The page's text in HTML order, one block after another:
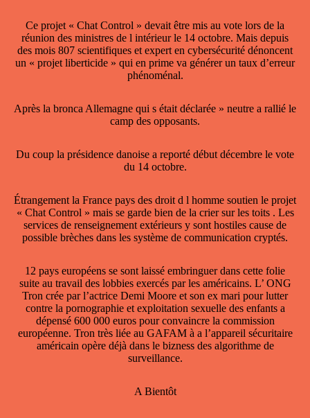
Ce projet « Chat Control » devait être mis au vote lors de la
réunion des ministres de l intérieur le 14 octobre. Mais depuis
des mois 807 scientifiques et expert en cybersécurité dénoncent
un « projet liberticide » qui en prime va générer un taux d’erreur
phénoménal.
Après la bronca Allemagne qui s était déclarée » neutre a rallié le
camp des opposants.
Du coup la présidence danoise a reporté début décembre le vote
du 14 octobre.
Étrangement la France pays des droit d l homme soutien le projet
« Chat Control » mais se garde bien de la crier sur les toits . Les
services de renseignement extérieurs y sont hostiles cause de
possible brèches dans les système de communication cryptés.
12 pays européens se sont laissé embringuer dans cette folie
suite au travail des lobbies exercés par les américains. L’ ONG
Tron crée par l’actrice Demi Moore et son ex mari pour lutter
contre la pornographie et exploitation sexuelle des enfants a
dépensé 600 000 euros pour convaincre la commission
européenne. Tron très liée au GAFAM à a l’appareil sécuritaire
américain opère déjà dans le bizness des algorithme de
surveillance.
A Bientôt